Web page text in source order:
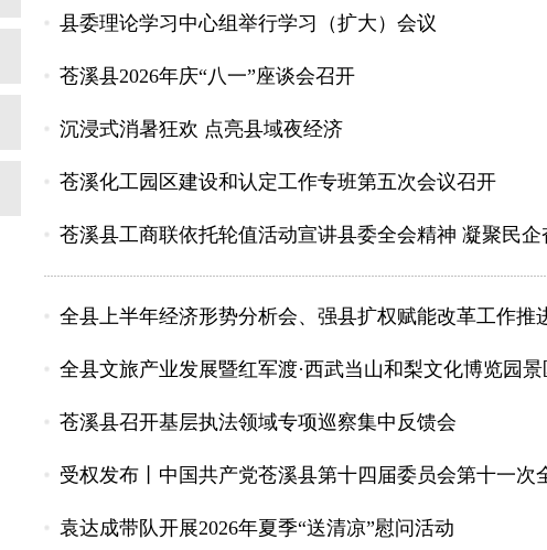
县委理论学习中心组举行学习（扩大）会议
苍溪县2026年庆“八一”座谈会召开
沉浸式消暑狂欢 点亮县域夜经济
苍溪化工园区建设和认定工作专班第五次会议召开
苍溪县工商联依托轮值活动宣讲县委全会精神 凝聚民企
全县上半年经济形势分析会、强县扩权赋能改革工作推
全县文旅产业发展暨红军渡·西武当山和梨文化博览园
苍溪县召开基层执法领域专项巡察集中反馈会
受权发布丨中国共产党苍溪县第十四届委员会第十一次
袁达成带队开展2026年夏季“送清凉”慰问活动